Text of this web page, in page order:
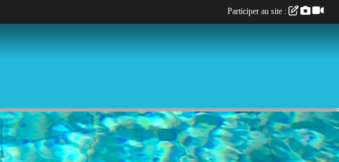
Participer au site :